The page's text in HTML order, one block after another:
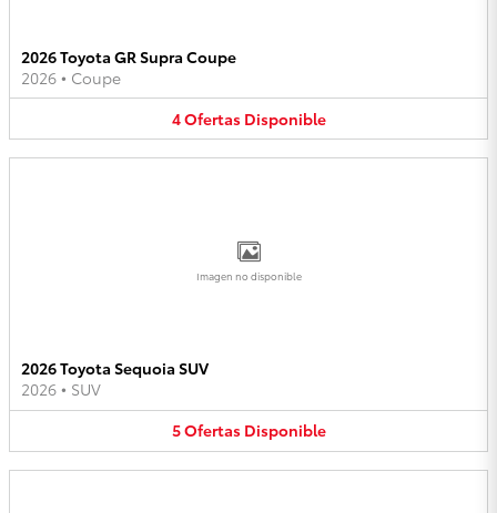
2026 Toyota GR Supra Coupe
2026 • Coupe
4Ofertas Disponible
Imagen no disponible
2026 Toyota Sequoia SUV
2026 • SUV
5Ofertas Disponible